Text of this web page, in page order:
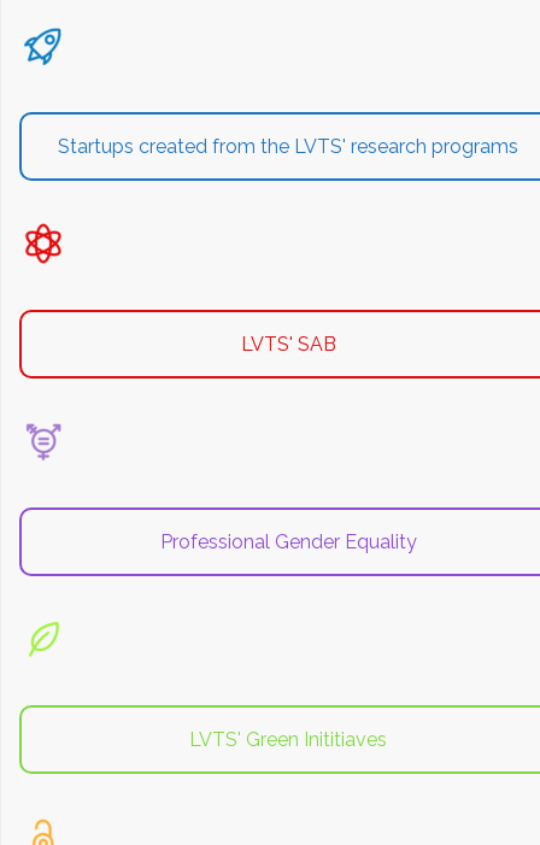
Startups created from the LVTS' research programs
LVTS' SAB
Professional Gender Equality
LVTS' Green Inititiaves